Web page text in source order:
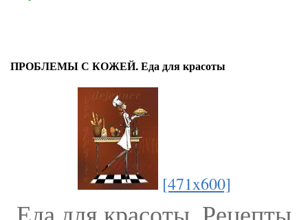
ПРОБЛЕМЫ С КОЖЕЙ. Еда для красоты
[471x600]